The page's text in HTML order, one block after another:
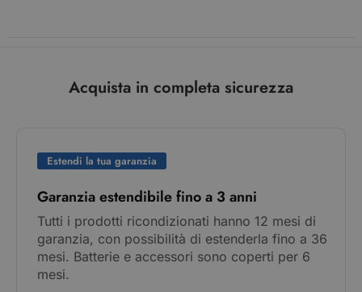
Acquista in completa sicurezza
Estendi la tua garanzia
Garanzia estendibile fino a 3 anni
Tutti i prodotti ricondizionati hanno 12 mesi di
garanzia, con possibilità di estenderla fino a 36
mesi. Batterie e accessori sono coperti per 6
mesi.